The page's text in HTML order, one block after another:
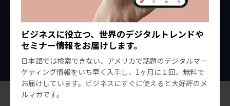
ビジネスに役立つ、世界のデジタルトレンドや
セミナー情報をお届けします。
日本語では検索できない、アメリカで話題のデジタルマー
ケティング情報をいち早く入手し、1ヶ月に１回、無料で
お届けしています。ビジネスにすぐに使えると大好評のメ
ルマガです。
でしょう。新たなサービスや最新情報の発信地として活
躍するADNAVIを、ワイズアンドパートナーズはサポート
し続けます。